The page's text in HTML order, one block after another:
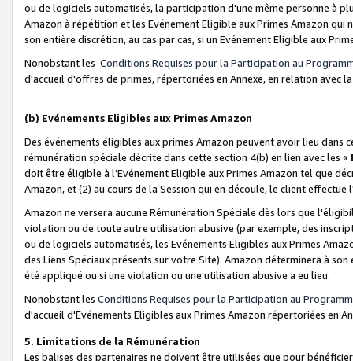
ou de logiciels automatisés, la participation d'une même personne à
Amazon à répétition et les Evénement Eligible aux Primes Amazon qui
son entière discrétion, au cas par cas, si un Evénement Eligible aux
Nonobstant les Conditions Requises pour la Participation au
d'accueil d'offres de primes, répertoriées en Annexe, en relation avec
(b) Evénements Eligibles aux Primes Amazon
Des événements éligibles aux primes Amazon peuvent avoir lieu dans
rémunération spéciale décrite dans cette section 4(b) en lien avec les «
doit être éligible à l’Evénement Eligible aux Primes Amazon tel que
Amazon, et (2) au cours de la Session qui en découle, le client
Amazon ne versera aucune Rémunération Spéciale dès lors que
violation ou de toute autre utilisation abusive (par exemple, des
ou de logiciels automatisés, les Evénements Eligibles aux Primes
des Liens Spéciaux présents sur votre Site). Amazon déterminera à
été appliqué ou si une violation ou une utilisation abusive a eu lieu.
Nonobstant les Conditions Requises pour la Participation au
d'accueil d'Evénements Eligibles aux Primes Amazon répertoriées en
5. Limitations de la Rémunération
Les balises des partenaires ne doivent être utilisées que pour